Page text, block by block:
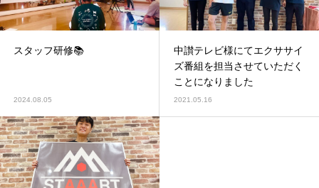
スタッフ研修📚
2024.08.05
中讃テレビ様にてエクササイ
ズ番組を担当させていただく
ことになりました
2021.05.16